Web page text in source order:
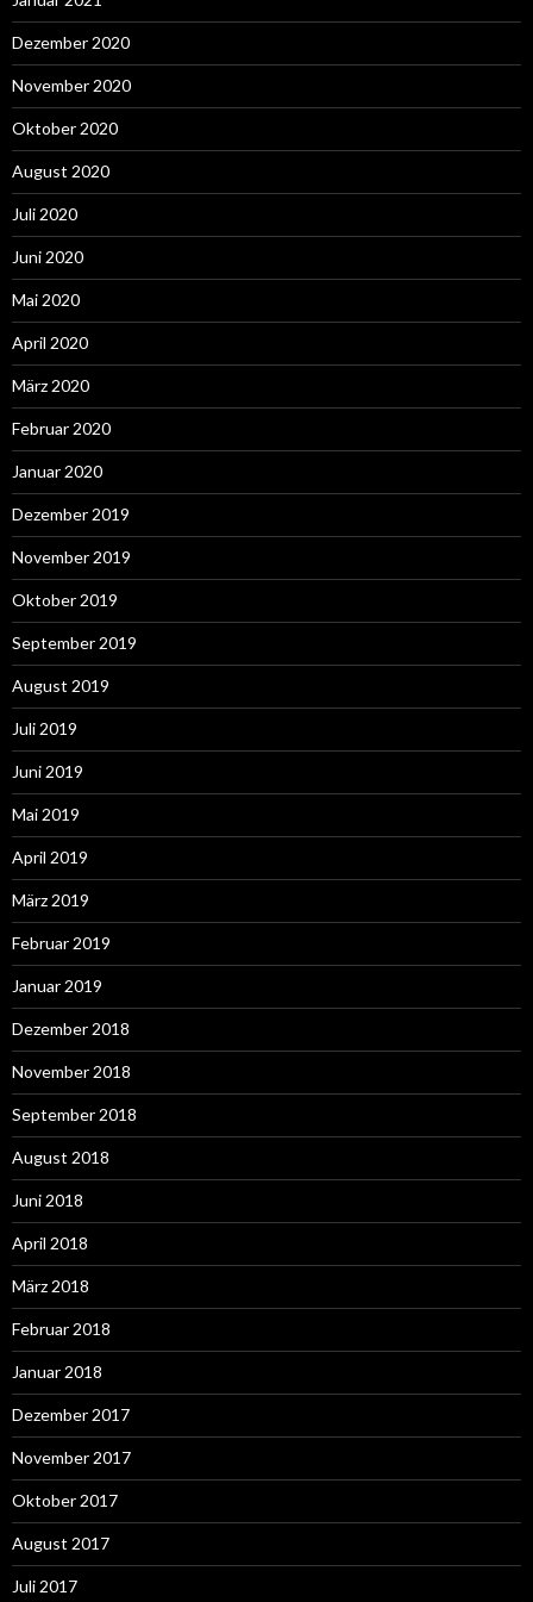
Dezember 2020
November 2020
Oktober 2020
August 2020
Juli 2020
Juni 2020
Mai 2020
April 2020
März 2020
Februar 2020
Januar 2020
Dezember 2019
November 2019
Oktober 2019
September 2019
August 2019
Juli 2019
Juni 2019
Mai 2019
April 2019
März 2019
Februar 2019
Januar 2019
Dezember 2018
November 2018
September 2018
August 2018
Juni 2018
April 2018
März 2018
Februar 2018
Januar 2018
Dezember 2017
November 2017
Oktober 2017
August 2017
Juli 2017